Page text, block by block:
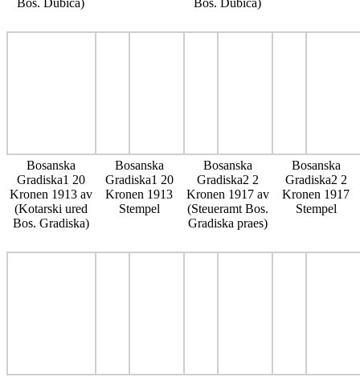
Bosanska
Gradiska1 20
Kronen 1913 av
(Kotarski ured
Bos. Gradiska)
Bosanska
Gradiska1 20
Kronen 1913
Stempel
Bosanska
Gradiska2 2
Kronen 1917 av
(Steueramt Bos.
Gradiska praes)
Bosanska
Gradiska2 2
Kronen 1917
Stempel